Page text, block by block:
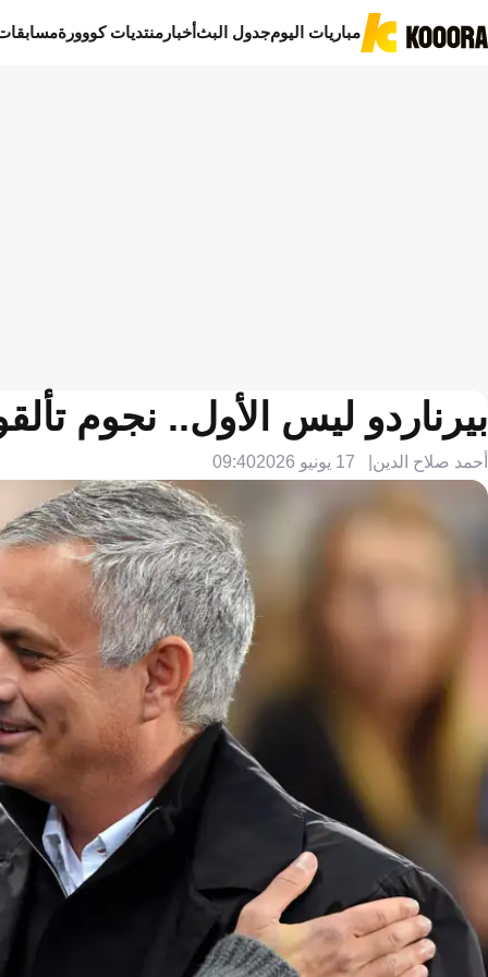
مباريات اليومجدول البثأخبار منتديات كووورة
بيرناردو ليس الأول.. نجوم
أحمد صلاح الدين 17 يونيو 2026 09:40